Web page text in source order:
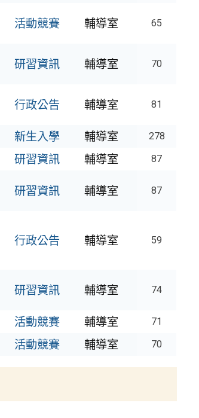
活動競賽 輔導室 65
研習資訊 輔導室 70
行政公告 輔導室 81
新生入學 輔導室 278
研習資訊 輔導室 87
研習資訊 輔導室 87
行政公告 輔導室 59
研習資訊 輔導室 74
活動競賽 輔導室 71
活動競賽 輔導室 70